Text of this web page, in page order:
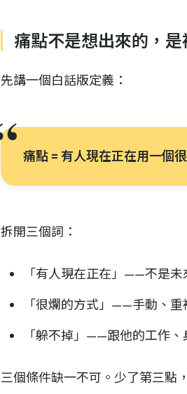
痛點不是想出來的，是
先講一個白話版定義：
痛點 = 有人現在正在用一個
拆開三個詞：
「有人現在正在」——不是
「很爛的方式」——手動、
「躲不掉」——跟他的工作
三個條件缺一不可。少了第三點